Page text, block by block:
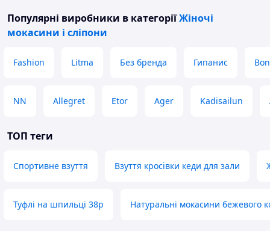
Популярні виробники в категоріїЖіночі
мокасини і сліпони
Fashion Litma Без бренда Гипанис
NN Allegret Etor Ager Kadisailun
ТОП теги
Спортивне взуття Взуття кросівки кеди для зали
Туфлі на шпильці 38р Натуральні мокасини бежевого